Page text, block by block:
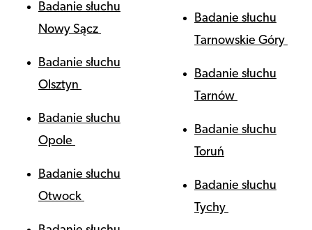
Badanie słuchu
Nowy Sącz
Badanie słuchu
Olsztyn
Badanie słuchu
Opole
Badanie słuchu
Otwock
Badanie słuchu
Tarnowskie Góry
Badanie słuchu
Tarnów
Badanie słuchu
Toruń
Badanie słuchu
Tychy